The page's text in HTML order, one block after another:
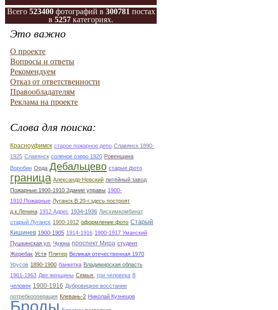
Всего 523400фотографий в 300781 постах
в 5257 категориях.
Это важно
О проекте
Вопросы и ответы
Рекомендуем
Отказ от ответственности
Правообладателям
Реклама на проекте
Слова для поиска:
Красноуфимск старое пожарное депо Славянск 1890-
1925 Славянск соленое озеро 1920 Ровенщина
Воробин Орда Дебальцево старые фото
граница Александр Невский литейный завод
Пожарные.1900-1910 Здание управы 1900-
1910.Пожарные Луганск В 20-г.здесь построят
д.к.Ленина 1912 Адрес 1934-1936 Лисхимкомбинат
старый Луганск 1900-1912 оформление фото Старый
Кишинев 1900-1905 1914-1916 1900-1917 Уманский
Пушкинская ул. Чуюна проспект Мира студент
Жеребак Устя Плятер Великая отечественная 1970
Урусов 1890-1900 банкетка Владимирская область
1961-1963 Две женщины Семья. три человека 8
человек 1900-1916 Дубровицкое восстание
потребкооперация Клевань-2 Николай Кузнецов